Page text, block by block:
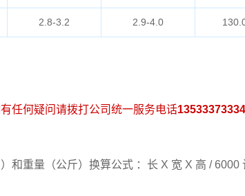
2.8-3.2 2.9-4.0
任何疑问请拨打公司统一服务电话13533373334
和重量（公斤）换算公式 ：长 X 宽 X 高 / 6000